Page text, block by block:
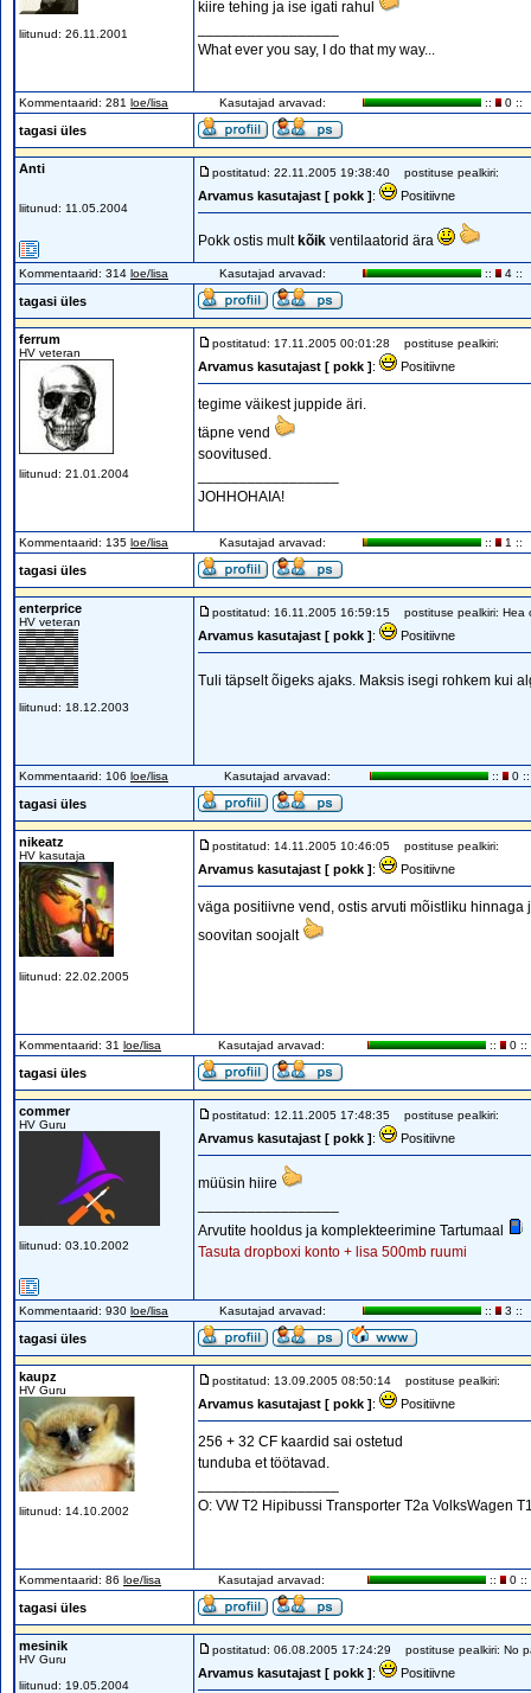
liitunud: 26.11.2001
kiire tehing ja ise igati rahul
What ever you say, I do that my way...
Kommentaarid: 281 loe/lisa Kasutajad arvavad: :: 0 ::
tagasi üles
Anti
liitunud: 11.05.2004
postitatud: 22.11.2005 19:38:40 postituse pealkiri:
Arvamus kasutajast [ pokk ]: Positiivne
Pokk ostis mult kõik ventilaatorid ära
Kommentaarid: 314 loe/lisa Kasutajad arvavad: :: 4 ::
tagasi üles
ferrum
HV veteran
liitunud: 21.01.2004
postitatud: 17.11.2005 00:01:28 postituse pealkiri:
Arvamus kasutajast [ pokk ]: Positiivne
tegime väikest juppide äri.
täpne vend
soovitused.
JOHHOHAIA!
Kommentaarid: 135 loe/lisa Kasutajad arvavad: :: 1 ::
tagasi üles
enterprice
HV veteran
liitunud: 18.12.2003
postitatud: 16.11.2005 16:59:15 postituse pealkiri: Hea
Arvamus kasutajast [ pokk ]: Positiivne
Tuli täpselt õigeks ajaks. Maksis isegi rohkem kui
Kommentaarid: 106 loe/lisa Kasutajad arvavad: :: 0 ::
tagasi üles
nikeatz
HV kasutaja
liitunud: 22.02.2005
postitatud: 14.11.2005 10:46:05 postituse pealkiri:
Arvamus kasutajast [ pokk ]: Positiivne
väga positiivne vend, ostis arvuti mõistliku hinnaga
soovitan soojalt
Kommentaarid: 31 loe/lisa Kasutajad arvavad: :: 0 ::
tagasi üles
commer
HV Guru
liitunud: 03.10.2002
postitatud: 12.11.2005 17:48:35 postituse pealkiri:
Arvamus kasutajast [ pokk ]: Positiivne
müüsin hiire
Arvutite hooldus ja komplekteerimine Tartumaal
Tasuta dropboxi konto + lisa 500mb ruumi
Kommentaarid: 930 loe/lisa Kasutajad arvavad: :: 3 ::
tagasi üles
kaupz
HV Guru
liitunud: 14.10.2002
postitatud: 13.09.2005 08:50:14 postituse pealkiri:
Arvamus kasutajast [ pokk ]: Positiivne
256 + 32 CF kaardid sai ostetud
tunduba et töötavad.
O: VW T2 Hipibussi Transporter T2a VolksWagen
Kommentaarid: 86 loe/lisa Kasutajad arvavad: :: 0 ::
tagasi üles
mesinik
HV Guru
liitunud: 19.05.2004
postitatud: 06.08.2005 17:24:29 postituse pealkiri: No
Arvamus kasutajast [ pokk ]: Positiivne